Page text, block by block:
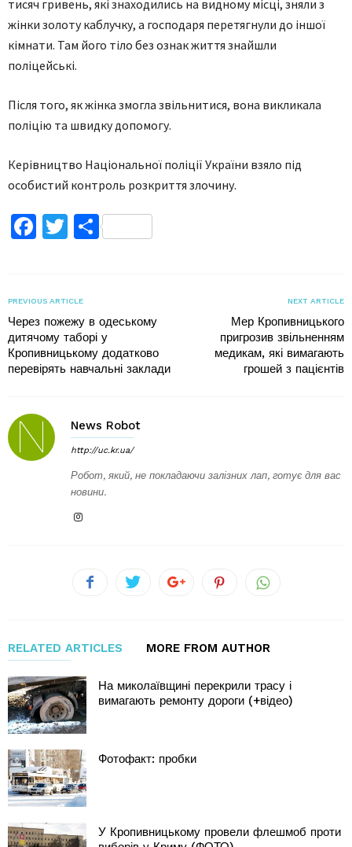
тисяч гривень, які знаходились на видному місці, зняли з
жінки золоту каблучку, а господаря перетягнули до іншої
кімнати. Там його тіло без ознак життя знайшли
поліцейські.
Після того, як жінка змогла звільнитися, вона викликала
поліцію та швидку допомогу.
Керівництво Національної поліції України взяло під
особистий контроль розкриття злочину.
Facebook
TwitterПоділитися
PREVIOUS ARTICLE
Через пожежу в одеському
дитячому таборі у
Кропивницькому додатково
перевірять навчальні заклади
NEXT ARTICLE
Мер Кропивницького
пригрозив звільненням
медикам, які вимагають
грошей з пацієнтів
News Robot
http://uc.kr.ua/
Робот, який, не покладаючи залізних лап, готує для вас
новини.
RELATED ARTICLES MORE FROM AUTHOR
На миколаївщині перекрили трасу і
вимагають ремонту дороги (+відео)
Фотофакт: пробки
У Кропивницькому провели флешмоб проти